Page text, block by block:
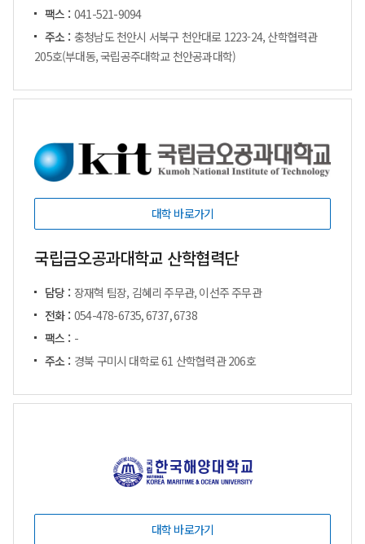
팩스 : 041-521-9094
주소 : 충청남도 천안시 서북구 천안대로 1223-24, 산학협력관
205호(부대동, 국립공주대학교 천안공과대학)
대학 바로가기
국립금오공과대학교 산학협력단
담당 : 장재혁 팀장, 김혜리 주무관, 이선주 주무관
전화 : 054-478-6735, 6737, 6738
팩스 : -
주소 : 경북 구미시 대학로 61 산학협력관 206호
대학 바로가기